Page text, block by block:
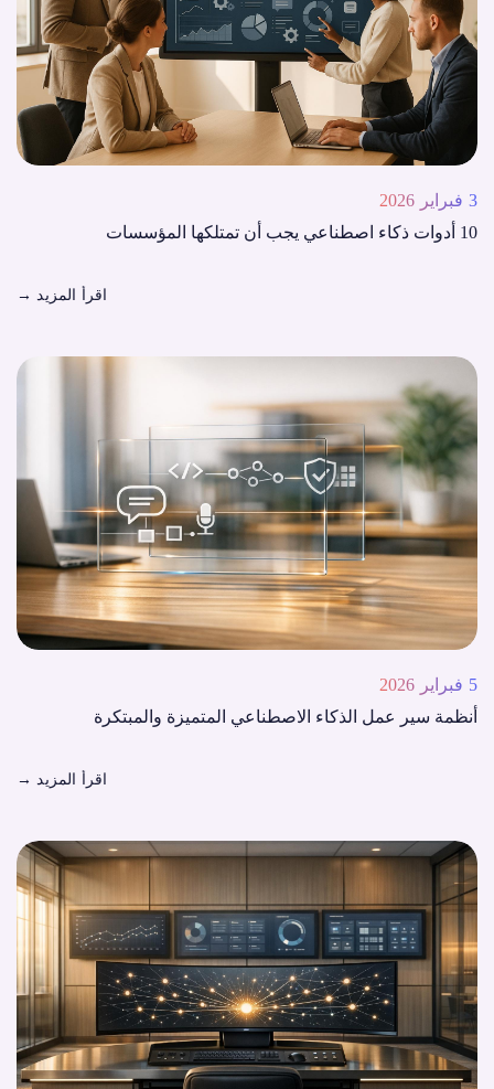
3 فبراير 2026
10 أدوات ذكاء اصطناعي يجب أن تمتلكها المؤسسات
اقرأ المزيد →
5 فبراير 2026
أنظمة سير عمل الذكاء الاصطناعي المتميزة والمبتكرة
اقرأ المزيد →